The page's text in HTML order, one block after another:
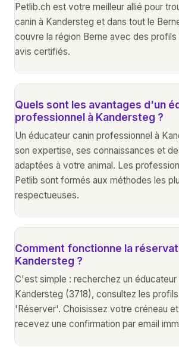
Petlib.ch est votre meilleur allié pour
canin à Kandersteg et dans tout le
couvre la région Berne avec des
avis certifiés.
Quels sont les avantages d'un
professionnel à Kandersteg ?
Un éducateur canin professionnel à
son expertise, ses connaissances et
adaptées à votre animal. Les
Petlib sont formés aux méthodes les
respectueuses.
Comment fonctionne la
Kandersteg ?
C'est simple : recherchez un éducateur
Kandersteg (3718), consultez les
'Réserver'. Choisissez votre créneau
recevez une confirmation par email